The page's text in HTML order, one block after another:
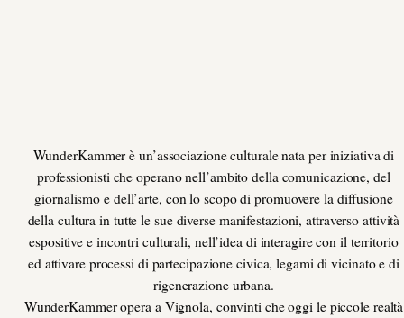
WunderKammer è un’associazione culturale nata per iniziativa di
professionisti che operano nell’ambito della comunicazione, del
giornalismo e dell’arte, con lo scopo di promuovere la diffusione
della cultura in tutte le sue diverse manifestazioni, attraverso attività
espositive e incontri culturali, nell’idea di interagire con il territorio
ed attivare processi di partecipazione civica, legami di vicinato e di
rigenerazione urbana.
WunderKammer opera a Vignola, convinti che oggi le piccole realtà